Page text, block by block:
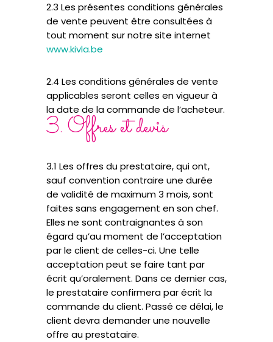
2.3 Les présentes conditions générales
de vente peuvent être consultées à
tout moment sur notre site internet
www.kivla.be
2.4 Les conditions générales de vente
applicables seront celles en vigueur à
la date de la commande de l’acheteur.
3. Offres et devis
3.1 Les offres du prestataire, qui ont,
sauf convention contraire une durée
de validité de maximum 3 mois, sont
faites sans engagement en son chef.
Elles ne sont contraignantes à son
égard qu’au moment de l’acceptation
par le client de celles-ci. Une telle
acceptation peut se faire tant par
écrit qu’oralement. Dans ce dernier cas,
le prestataire confirmera par écrit la
commande du client. Passé ce délai, le
client devra demander une nouvelle
offre au prestataire.